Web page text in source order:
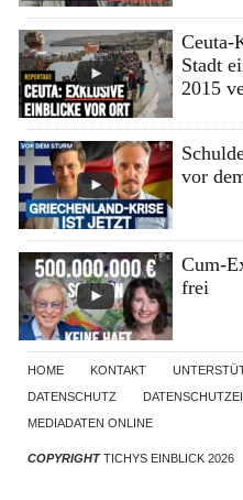
Ceuta-
Stadt
2015
vor
Cum-
frei
HOME KONTAKT
DATENSCHUTZ
MEDIADATEN ONLINE
COPYRIGHTTICHYS EINBLICK 2026